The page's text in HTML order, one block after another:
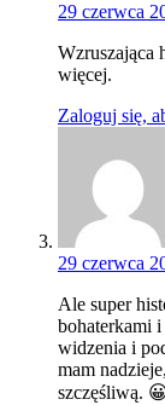
29 czerwca
Wzruszająca
więcej.
Zaloguj się,
29 czerwca
Ale super
bohaterkami
widzenia i
mam
szczęśliwą.